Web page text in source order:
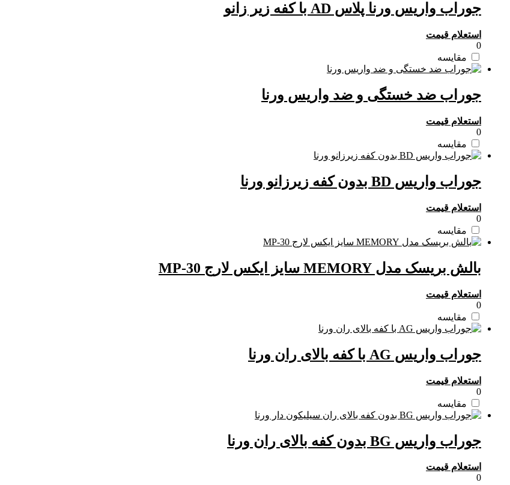
جوراب واریس ورنا پلاس AD با کفه زیر زانو
استعلام قیمت
0
مقایسه
جوراب ضد خستگی و ضد واریس ورنا
استعلام قیمت
0
مقایسه
جوراب واریس BD بدون کفه زیرزانو ورنا
استعلام قیمت
0
مقایسه
بالش بریسک مدل MEMORY سایز ایکس لارج MP-30
استعلام قیمت
0
مقایسه
جوراب واریس AG با کفه بالای ران ورنا
استعلام قیمت
0
مقایسه
جوراب واریس BG بدون کفه بالای ران ورنا
استعلام قیمت
0